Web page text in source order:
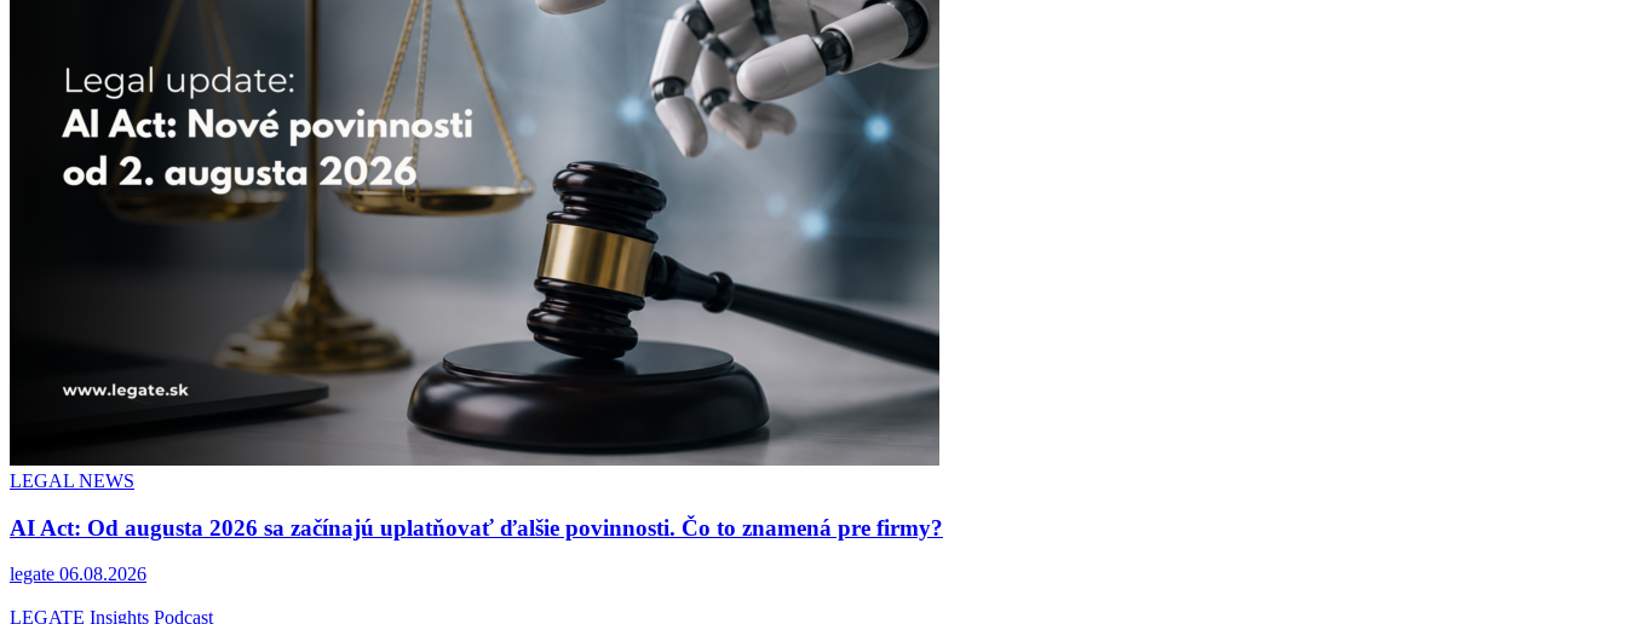
LEGAL NEWS
AI Act: Od augusta 2026 sa začínajú uplatňovať ďalšie povinnosti. Čo to znamená pre firmy?
legate 06.08.2026
LEGATE Insights Podcast